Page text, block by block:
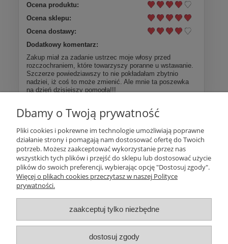
Ocena produktu:
Ocena sklepu:
Ocena dostawy:
Dodatkowy komentarz:
Zakup miał za zadanie ustrzec moje włosy przed
rozczochraniem, które towarzyszy poranne u wstawanie.
Szczerze powiedziawszy to nie pokładałam zbytnio
nadziei, iż coś to może zmienić. Ale mnie ta poszewka
na dzień dzisiejszy pomogła!!!
Więcej opinii
Pomoc
Moje konto
Płatności i dostawa
Informacje
Dbamy o Twoją prywatność
Pliki cookies i pokrewne im technologie umożliwiają poprawne
działanie strony i pomagają nam dostosować ofertę do Twoich
potrzeb. Możesz zaakceptować wykorzystanie przez nas
wszystkich tych plików i przejść do sklepu lub dostosować użycie
plików do swoich preferencji, wybierając opcję "Dostosuj zgody".
Więcej o plikach cookies przeczytasz w naszej Polityce
prywatności.
zaakceptuj tylko niezbędne
dostosuj zgody